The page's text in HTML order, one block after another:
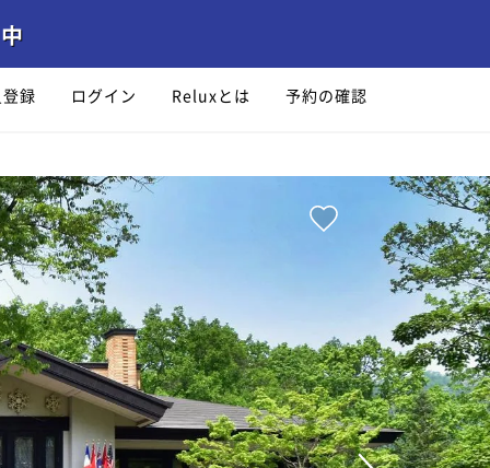
録 ログイン Reluxとは 予約の確認